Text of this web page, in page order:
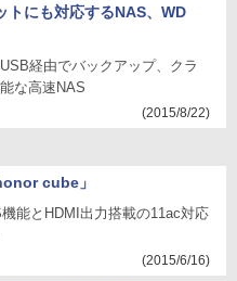
トにも対応するNAS、WD
経由でバックアップ、クラ
な高速NAS
(2015/8/22)
cube」
能とHDMI出力搭載の11ac対応
(2015/6/16)